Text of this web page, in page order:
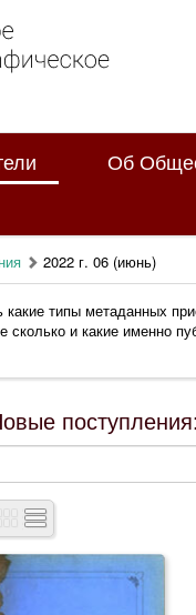
Об
2022 г. 06 (июнь)
типы метаданных
сколько и какие именно